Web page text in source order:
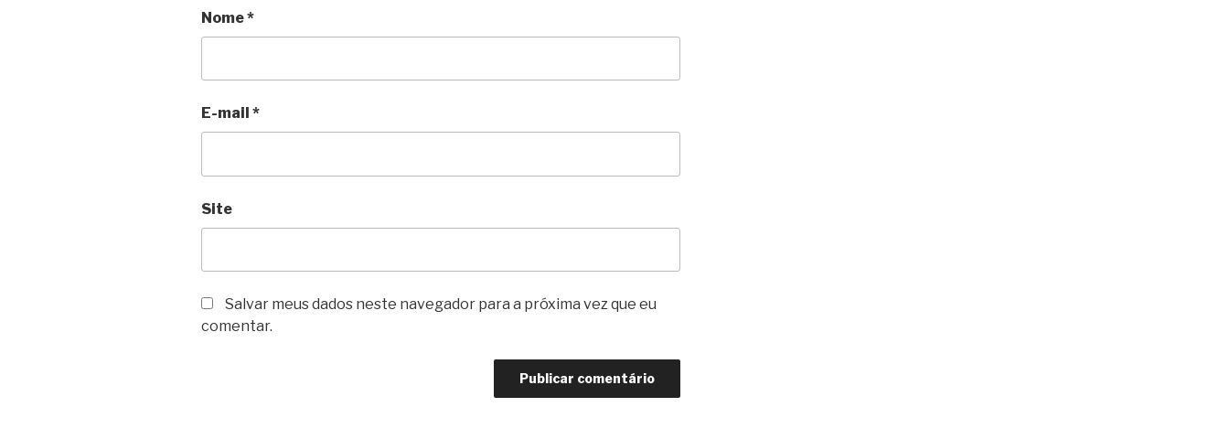
Nome*
E-mail *
Site
Salvar meus dados neste navegador para a próxima vez que eu
comentar.